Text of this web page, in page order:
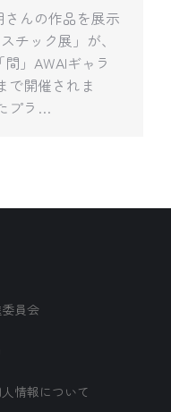
んの作品を展示
チック展」が、
」AWAIギャラ
で開催されま
プラ…
員会
情報について